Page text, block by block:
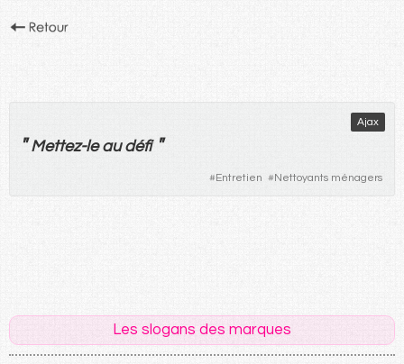
Ajax
" Mettez-le au défi "
#Entretien #Nettoyants ménagers
Les slogans des marques